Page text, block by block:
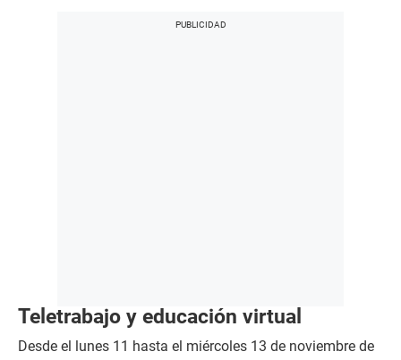
Teletrabajo y educación virtual
Desde el lunes 11 hasta el miércoles 13 de noviembre de